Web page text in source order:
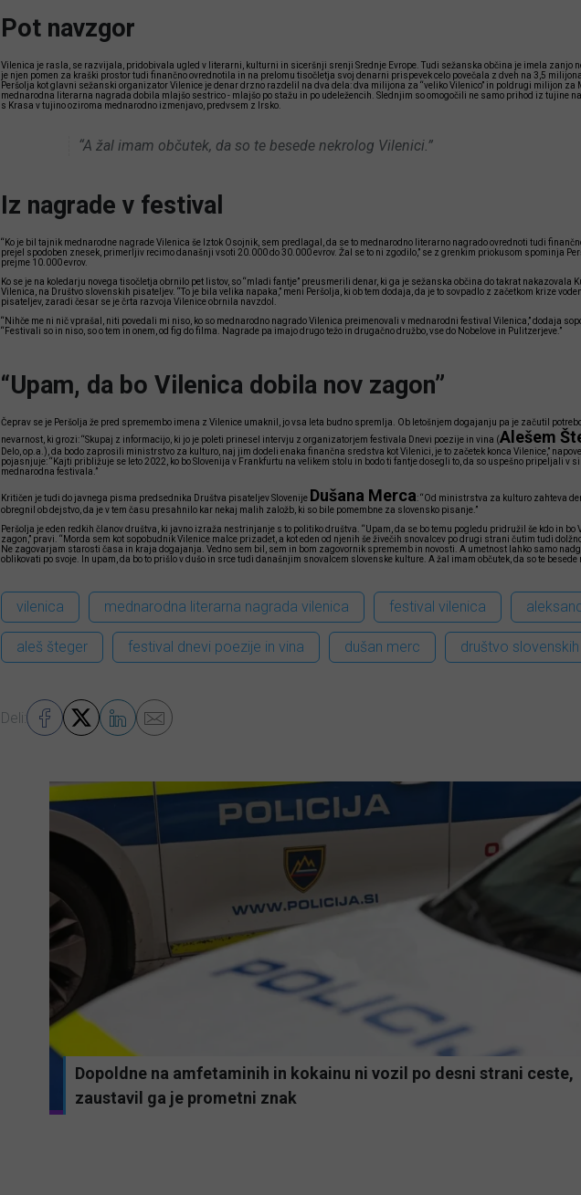
Pot navzgor
Vilenica je rasla, se razvijala, pridobivala ugled v literarni, kulturni in siceršnji srenji Srednje Evrope. Tudi sežanska občina je imela zanjo
je njen pomen za kraški prostor tudi finančno ovrednotila in na prelomu tisočletja svoj denarni prispevek celo povečala z dveh na 3,5
Peršolja kot glavni sežanski organizator Vilenice je denar drzno razdelil na dva dela: dva milijona za “veliko Vilenico” in poldrugi milijon za
mednarodna literarna nagrada dobila mlajšo sestrico - mlajšo po stažu in po udeležencih. Slednjim so omogočili ne samo prihod iz tujine na
s Krasa v tujino oziroma mednarodno izmenjavo, predvsem z Irsko.
“A žal imam občutek, da so te besede nekrolog Vilenici.”
Iz nagrade v festival
“Ko je bil tajnik mednarodne nagrade Vilenica še Iztok Osojnik, sem predlagal, da se to mednarodno literarno nagrado ovrednoti tudi
prejel spodoben znesek, primerljiv recimo današnji vsoti 20.000 do 30.000 evrov. Žal se to ni zgodilo,” se z grenkim priokusom spominja
prejme 10.000 evrov.
Ko se je na koledarju novega tisočletja obrnilo pet listov, so “mladi fantje” preusmerili denar, ki ga je sežanska občina do takrat nakazovala
Vilenica, na Društvo slovenskih pisateljev. “To je bila velika napaka,” meni Peršolja, ki ob tem dodaja, da je to sovpadlo z začetkom krize
pisateljev, zaradi česar se je črta razvoja Vilenice obrnila navzdol.
“Nihče me ni nič vprašal, niti povedali mi niso, ko so mednarodno nagrado Vilenica preimenovali v mednarodni festival Vilenica,” dodaja
“Festivali so in niso, so o tem in onem, od fig do filma. Nagrade pa imajo drugo težo in drugačno družbo, vse do Nobelove in Pulitzerjeve.”
“Upam, da bo Vilenica dobila nov zagon”
Čeprav se je Peršolja že pred spremembo imena z Vilenice umaknil, jo vsa leta budno spremlja. Ob letošnjem dogajanju pa je začutil
nevarnost, ki grozi: “Skupaj z informacijo, ki jo je poleti prinesel intervju z organizatorjem festivala Dnevi poezije in vina (Alešem
Delo, op.a.), da bodo zaprosili ministrstvo za kulturo, naj jim dodeli enaka finančna sredstva kot Vilenici, je to začetek konca Vilenice,”
pojasnjuje: “Kajti približuje se leto 2022, ko bo Slovenija v Frankfurtu na velikem stolu in bodo ti fantje dosegli to, da so uspešno pripeljali v
mednarodna festivala.”
Kritičen je tudi do javnega pisma predsednika Društva pisateljev Slovenije Dušana Merca: “Od ministrstva za kulturo zahteva
obregnil ob dejstvo, da je v tem času presahnilo kar nekaj malih založb, ki so bile pomembne za slovensko pisanje.”
Peršolja je eden redkih članov društva, ki javno izraža nestrinjanje s to politiko društva. “Upam, da se bo temu pogledu pridružil še kdo in bo
zagon,” pravi. “Morda sem kot sopobudnik Vilenice malce prizadet, a kot eden od njenih še živečih snovalcev po drugi strani čutim tudi
Ne zagovarjam starosti časa in kraja dogajanja. Vedno sem bil, sem in bom zagovornik sprememb in novosti. A umetnost lahko samo
oblikovati po svoje. In upam, da bo to prišlo v dušo in srce tudi današnjim snovalcem slovenske kulture. A žal imam občutek, da so te besede
vilenica mednarodna literarna nagrada vilenica festival vilenica
aleš šteger festival dnevi poezije in vina dušan merc društvo
Deli:
Dopoldne na amfetaminih in kokainu ni vozil po desni strani ceste,
zaustavil ga je prometni znak